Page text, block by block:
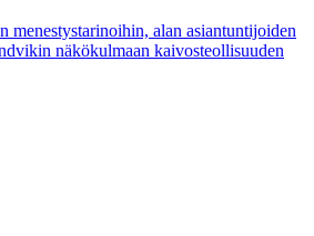
menestystarinoihin, alan asiantuntijoiden
näkökulmaan kaivosteollisuuden